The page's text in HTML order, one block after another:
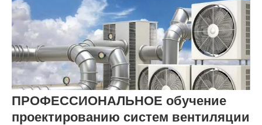
ПРОФЕССИОНАЛЬНОЕ обучение
проектированию систем вентиляции